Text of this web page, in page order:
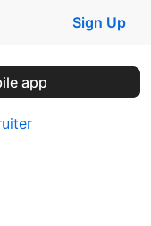
Sign Up
app